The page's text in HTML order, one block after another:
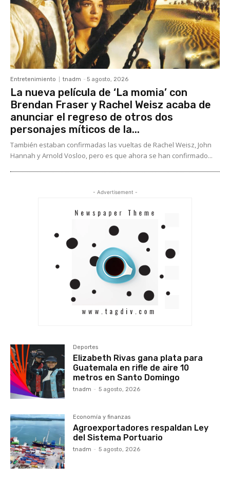
Entretenimiento tnadm - 5 agosto, 2026
La nueva película de ‘La momia’ con
Brendan Fraser y Rachel Weisz acaba de
anunciar el regreso de otros dos
personajes míticos de la...
También estaban confirmadas las vueltas de Rachel Weisz, John
Hannah y Arnold Vosloo, pero es que ahora se han confirmado...
- Advertisement -
Deportes
Elizabeth Rivas gana plata para
Guatemala en rifle de aire 10
metros en Santo Domingo
tnadm - 5 agosto, 2026
Economía y finanzas
Agroexportadores respaldan Ley
del Sistema Portuario
tnadm - 5 agosto, 2026